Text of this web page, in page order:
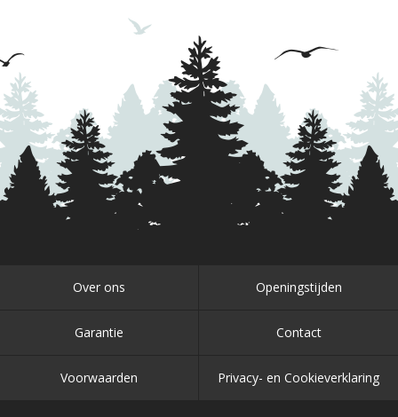
Over ons Openingstijden
Garantie Contact
Voorwaarden Privacy- en Cookieverklaring